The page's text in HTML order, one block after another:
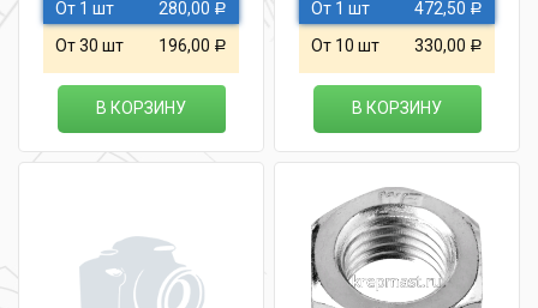
От 1 шт 280,00 Р
От 30 шт 196,00 Р
В КОРЗИНУ
От 1 шт 472,50 Р
От 10 шт 330,00 Р
В КОРЗИНУ